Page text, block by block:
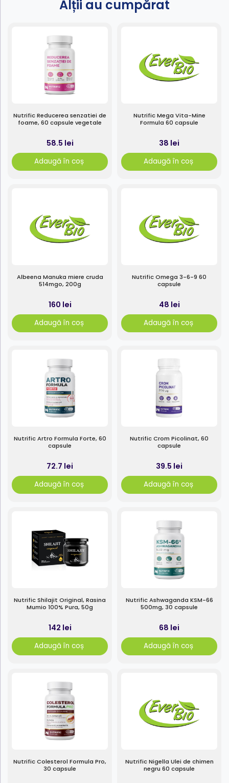
Alții au cumpărat
Nutrific Reducerea senzatiei de
foame, 60 capsule vegetale
58.5 lei
Adaugă în coș
Nutrific Mega Vita-Mine
Formula 60 capsule
38 lei
Adaugă în coș
Albeena Manuka miere cruda
514mgo, 200g
160 lei
Adaugă în coș
Nutrific Omega 3-6-9 60
capsule
48 lei
Adaugă în coș
Nutrific Artro Formula Forte, 60
capsule
72.7 lei
Adaugă în coș
Nutrific Crom Picolinat, 60
capsule
39.5 lei
Adaugă în coș
Nutrific Shilajit Original, Rasina
Mumio 100% Pura, 50g
142 lei
Adaugă în coș
Nutrific Ashwaganda KSM-66
500mg, 30 capsule
68 lei
Adaugă în coș
Nutrific Colesterol Formula Pro,
30 capsule
Nutrific Nigella Ulei de chimen
negru 60 capsule